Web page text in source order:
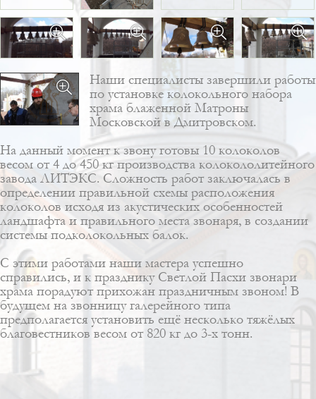
Наши специалисты завершили работы
по установкеколокольного набора
храма блаженной Матроны
Московской в Дмитровском.
На данный момент к звону готовы 10 колоколов
весом от 4 до 450 кг производства колокололитейного
завода ЛИТЭКС. Сложность работ заключалась в
определении правильной схемы расположения
колоколов исходя из акустических особенностей
ландшафта и правильного места звонаря, в создании
системы подколокольных балок.
С этими работами наши мастера успешно
справились, и к празднику Светлой Пасхи звонари
храма порадуют прихожан праздничным звоном! В
будущем на звонницу галерейного типа
предполагается установить ещё несколько тяжёлых
благовестников весом от 820 кг до 3-х тонн.